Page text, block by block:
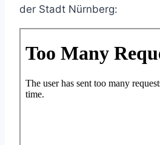
der Stadt Nürnberg: